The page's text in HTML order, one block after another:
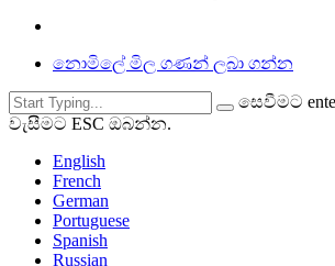
නොමිලේ මිල ගණන් ලබා ගන්න
සෙවීමට
වැසීමට ESC ඔබන්න.
English
French
German
Portuguese
Spanish
Russian